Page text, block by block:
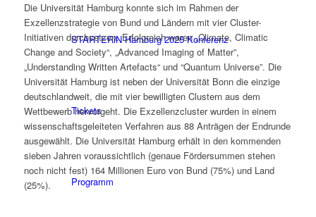
STARTERiN Hamburg 2025 Konferenz
Tickets
Programm
Die Universität Hamburg konnte sich im Rahmen der
Exzellenzstrategie von Bund und Ländern mit vier Cluster-
Initiativen durchsetzen. Erfolgreich waren „Climate, Climatic
Change and Society“, „Advanced Imaging of Matter”,
„Understanding Written Artefacts“ und “Quantum Universe”. Die
Universität Hamburg ist neben der Universität Bonn die einzige
deutschlandweit, die mit vier bewilligten Clustern aus dem
Wettbewerb hervorgeht. Die Exzellenzcluster wurden in einem
wissenschaftsgeleiteten Verfahren aus 88 Anträgen der Endrunde
ausgewählt. Die Universität Hamburg erhält in den kommenden
sieben Jahren voraussichtlich (genaue Fördersummen stehen
noch nicht fest) 164 Millionen Euro von Bund (75%) und Land
(25%).